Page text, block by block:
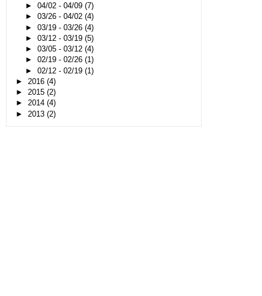
► 04/02 - 04/09 (7)
► 03/26 - 04/02 (4)
► 03/19 - 03/26 (4)
► 03/12 - 03/19 (5)
► 03/05 - 03/12 (4)
► 02/19 - 02/26 (1)
► 02/12 - 02/19 (1)
► 2016 (4)
► 2015 (2)
► 2014 (4)
► 2013 (2)